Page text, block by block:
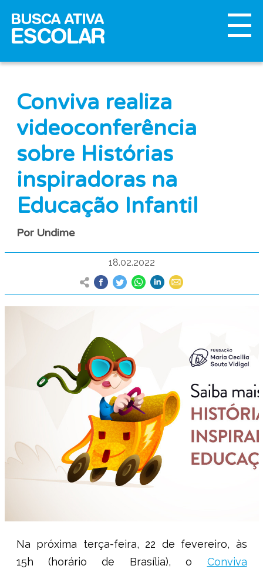
Conviva realiza
videoconferência
sobre Histórias
inspiradoras na
Educação Infantil
Por Undime
18.02.2022
Na próxima terça-feira, 22 de fevereiro, às
15h (horário de Brasília), o Conviva